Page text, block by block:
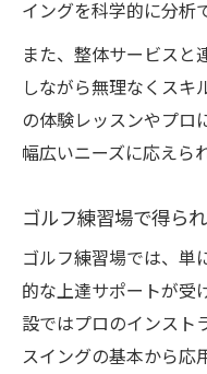
立地が良いゴ
イングを科学的に分析
また、整体サービスと
しながら無理なくスキ
の体験レッスンやプロ
幅広いニーズに応えら
ゴルフ練習場で得ら
ゴルフ練習場では、単
的な上達サポートが受
設ではプロのインスト
スイングの基本から応